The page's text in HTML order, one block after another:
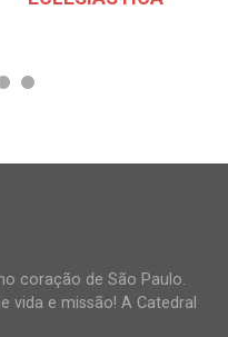
coração de São Paulo.
vida e missão! A Catedral